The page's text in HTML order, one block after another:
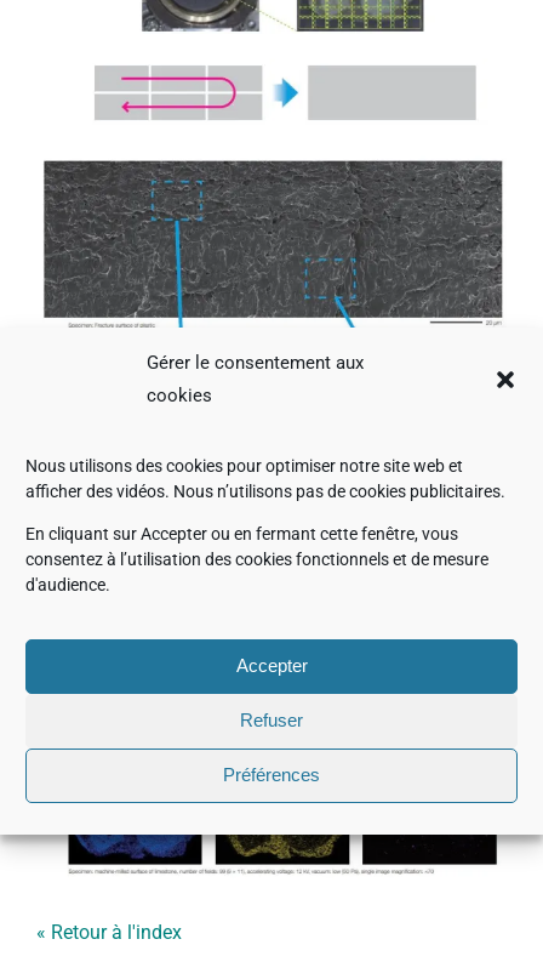
Gérer le consentement aux
cookies
Nous utilisons des cookies pour optimiser notre site web et
afficher des vidéos. Nous n’utilisons pas de cookies publicitaires.
En cliquant sur Accepter ou en fermant cette fenêtre, vous
consentez à l’utilisation des cookies fonctionnels et de mesure
d'audience.
Accepter
Refuser
Préférences
« Retour à l'index